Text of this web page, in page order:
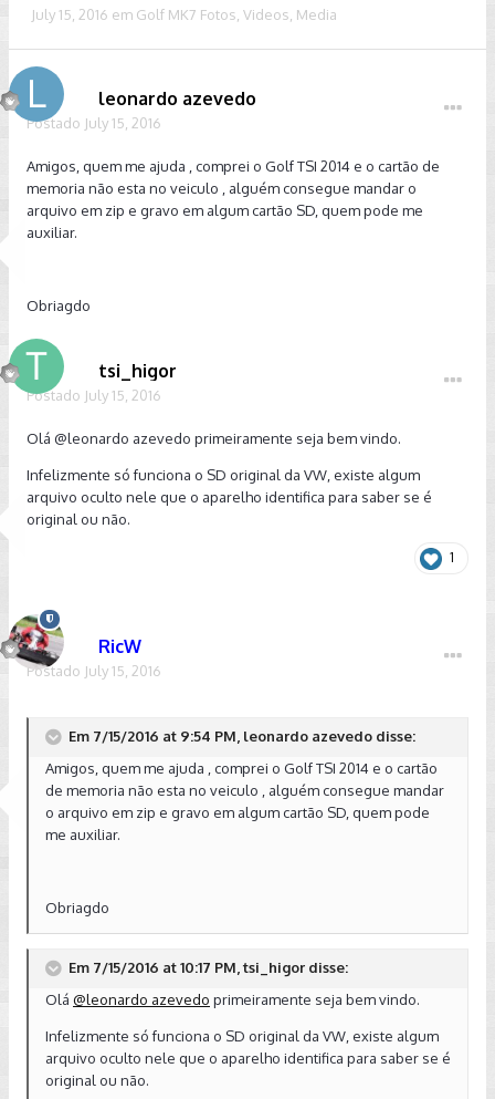
July 15, 2016 em Golf MK7 Fotos, Videos, Media
leonardo azevedo
Postado July 15, 2016
Amigos, quem me ajuda , comprei o Golf TSI 2014 e o cartão de
memoria não esta no veiculo , alguém consegue mandar o
arquivo em zip e gravo em algum cartão SD, quem pode me
auxiliar.
Obriagdo
tsi_higor
Postado July 15, 2016
Olá @leonardo azevedo primeiramente seja bem vindo.
Infelizmente só funciona o SD original da VW, existe algum
arquivo oculto nele que o aparelho identifica para saber se é
original ou não.
1
RicW
Postado July 15, 2016
Em 7/15/2016 at 9:54 PM, leonardo azevedo disse:
Amigos, quem me ajuda , comprei o Golf TSI 2014 e o cartão
de memoria não esta no veiculo , alguém consegue mandar
o arquivo em zip e gravo em algum cartão SD, quem pode
me auxiliar.
Obriagdo
Em 7/15/2016 at 10:17 PM, tsi_higor disse:
Olá @leonardo azevedo primeiramente seja bem vindo.
Infelizmente só funciona o SD original da VW, existe algum
arquivo oculto nele que o aparelho identifica para saber se é
original ou não.